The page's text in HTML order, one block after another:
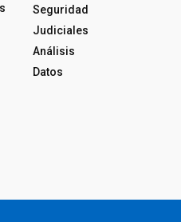
Seguridad
Judiciales
Análisis
Datos